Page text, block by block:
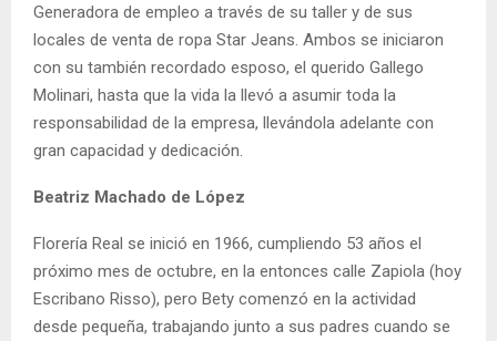
Generadora de empleo a través de su taller y de sus
locales de venta de ropa Star Jeans. Ambos se iniciaron
con su también recordado esposo, el querido Gallego
Molinari, hasta que la vida la llevó a asumir toda la
responsabilidad de la empresa, llevándola adelante con
gran capacidad y dedicación.
Beatriz Machado de López
Florería Real se inició en 1966, cumpliendo 53 años el
próximo mes de octubre, en la entonces calle Zapiola (hoy
Escribano Risso), pero Bety comenzó en la actividad
desde pequeña, trabajando junto a sus padres cuando se